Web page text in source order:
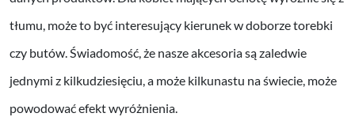
tłumu, może to być interesujący kierunek w doborze torebki
czy butów. Świadomość, że nasze akcesoria są zaledwie
jednymi z kilkudziesięciu, a może kilkunastu na świecie, może
powodować efekt wyróżnienia.